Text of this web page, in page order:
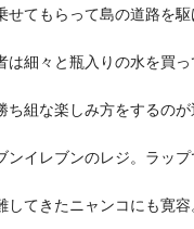
せてもらって島の道路を
は細々と瓶入りの水を買
ち組な楽しみ方をするのが
ンイレブンのレジ。ラップ
してきたニャンコにも寛